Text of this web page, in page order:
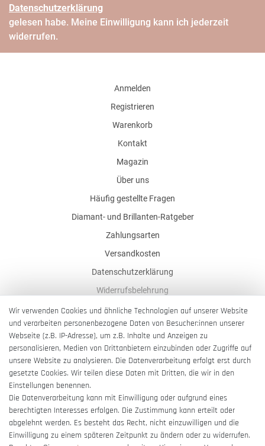
Daten­schutz­erklärung
gelesen habe. Meine Einwilligung kann ich jederzeit
widerrufen.
Anmelden
Registrieren
Warenkorb
Kontakt
Magazin
Über uns
Häufig gestellte Fragen
Diamant- und Brillanten-Ratgeber
Zahlungsarten
Versandkosten
Datenschutzerklärung
Widerrufsbelehrung
AGB
Impressum
Barrierefreiheitserklärung
Vertrag widerrufen
Wir verwenden Cookies und ähnliche Technologien auf unserer Website
und verarbeiten personenbezogene Daten von Besucher:innen unserer
Webseite (z.B. IP-Adresse), um z.B. Inhalte und Anzeigen zu
personalisieren, Medien von Drittanbietern einzubinden oder Zugriffe auf
unsere Website zu analysieren. Die Datenverarbeitung erfolgt erst durch
gesetzte Cookies. Wir teilen diese Daten mit Dritten, die wir in den
Einstellungen benennen.
Die Datenverarbeitung kann mit Einwilligung oder aufgrund eines
berechtigten Interesses erfolgen. Die Zustimmung kann erteilt oder
abgelehnt werden. Es besteht das Recht, nicht einzuwilligen und die
Einwilligung zu einem späteren Zeitpunkt zu ändern oder zu widerrufen.